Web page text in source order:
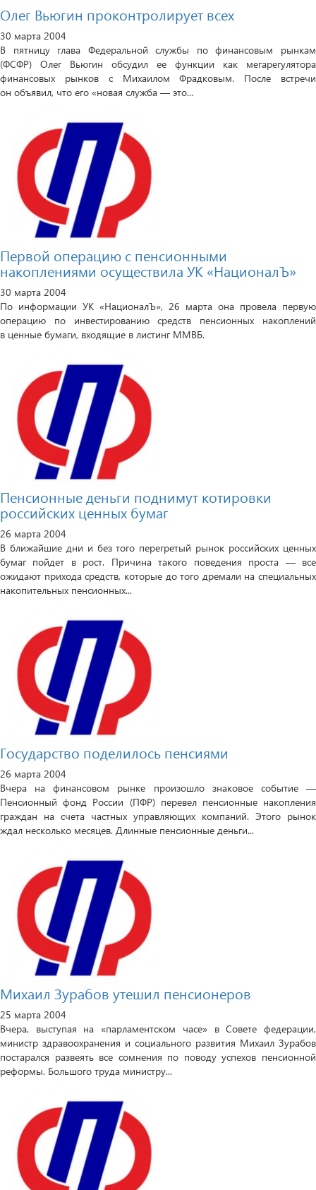
Олег Вьюгин проконтролирует всех
30 марта 2004
В пятницу глава Федеральной службы по финансовым рынкам
(ФСФР) Олег Вьюгин обсудил ее функции как мегарегулятора
финансовых рынков с Михаилом Фрадковым. После встречи
он объявил, что его «новая служба — это...
Первой операцию с пенсионными
накоплениями осуществила УК «НационалЪ»
30 марта 2004
По информации УК «НационалЪ», 26 марта она провела первую
операцию по инвестированию средств пенсионных накоплений
в ценные бумаги, входящие в листинг ММВБ.
Пенсионные деньги поднимут котировки
российских ценных бумаг
26 марта 2004
В ближайшие дни и без того перегретый рынок российских ценных
бумаг пойдет в рост. Причина такого поведения проста — все
ожидают прихода средств, которые до того дремали на специальных
накопительных пенсионных...
Государство поделилось пенсиями
26 марта 2004
Вчера на финансовом рынке произошло знаковое событие —
Пенсионный фонд России (ПФР) перевел пенсионные накопления
граждан на счета частных управляющих компаний. Этого рынок
ждал несколько месяцев. Длинные пенсионные деньги...
Михаил Зурабов утешил пенсионеров
25 марта 2004
Вчера, выступая на «парламентском часе» в Совете федерации,
министр здравоохранения и социального развития Михаил Зурабов
постарался развеять все сомнения по поводу успехов пенсионной
реформы. Большого труда министру...